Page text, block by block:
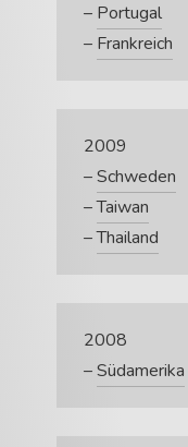
– Portugal
– Frankreich
2009
–Schweden
–Taiwan
–Thailand
2008
–Südamerika